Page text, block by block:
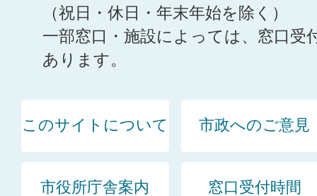
（祝日・休日・年末年始を除く）
一部窓口・施設によっては、窓口受
あります。
このサイトについて 市政へのご意見
市役所庁舎案内 窓口受付時間